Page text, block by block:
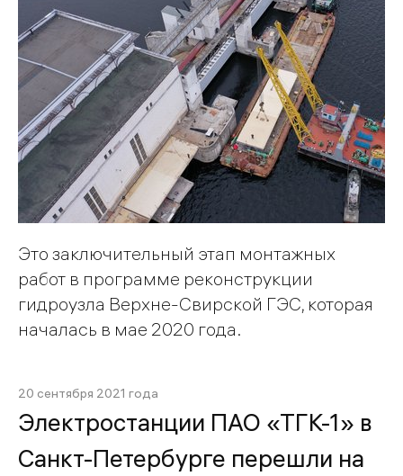
Это заключительный этап монтажных
работ в программе реконструкции
гидроузла Верхне-Свирской ГЭС, которая
началась в мае 2020 года.
20 сентября 2021 года
Электростанции ПАО «ТГК-1» в
Санкт-Петербурге перешли на